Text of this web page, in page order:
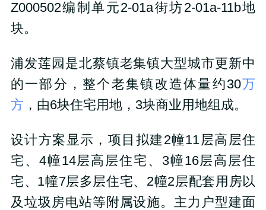
Z000502编制单元2-01a街坊2-01a-11b地
块。
浦发莲园是北蔡镇老集镇大型城市更新中
的一部分，整个老集镇改造体量约30万
方 ，由6块住宅用地， 3块商业用地组成。
设计方案显示，项目拟建2幢11层高层住
宅、 4幢14层高层住宅、 3幢16层高层住
宅、 1幢7层多层住宅、 2幢2层配套用房以
及垃圾房电站等附属设施。主力户型建面